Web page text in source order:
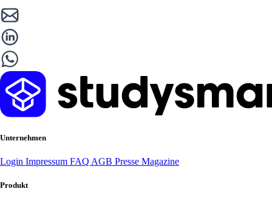
Unternehmen
Login Impressum FAQ AGB Presse Magazine
Produkt